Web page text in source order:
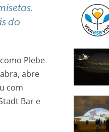
do
Plebe
abre
com
Bar e